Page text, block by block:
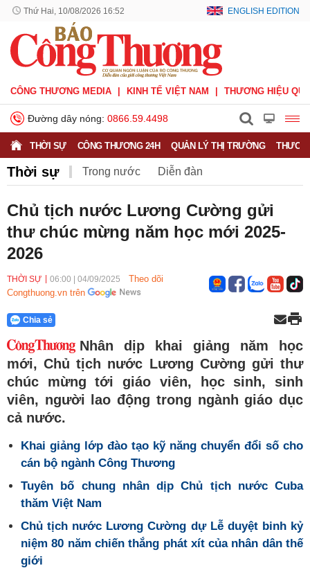
Thứ Hai, 10/08/2026 16:52 ENGLISH EDITION
CÔNG THƯƠNG MEDIA KINH TẾ VIỆT NAM THƯƠNG HIỆU
Đường dây nóng: 0866.59.4498
THỜI SỰ CÔNG THƯƠNG 24H QUẢN LÝ THỊ TRƯỜNG
Thời sự Trong nước Diễn đàn
Bầu cử Quốc hội Khoá XVI
Chủ tịch nước Lương Cường gửi
thư chúc mừng năm học mới 2025-
2026
THỜI SỰ 06:00 04/09/2025
Theo dõi
Congthuong.vn trên
Chia sẻ
Nhân dịp khai giảng năm học
mới, Chủ tịch nước Lương Cường gửi thư
chúc mừng tới giáo viên, học sinh, sinh
viên, người lao động trong ngành giáo dục
cả nước.
Khai giảng lớp đào tạo kỹ năng chuyển đổi số cho
cán bộ ngành Công Thương
Tuyên bố chung nhân dịp Chủ tịch nước Cuba
thăm Việt Nam
Chủ tịch nước Lương Cường dự Lễ duyệt binh kỷ
niệm 80 năm chiến thắng phát xít của nhân dân thế
giới